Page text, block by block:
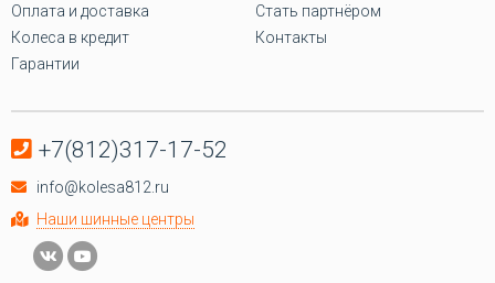
Оплата и доставка
Колеса в кредит
Гарантии
Стать партнёром
Контакты
+7(812)317-17-52
info@kolesa812.ru
Наши шинные центры